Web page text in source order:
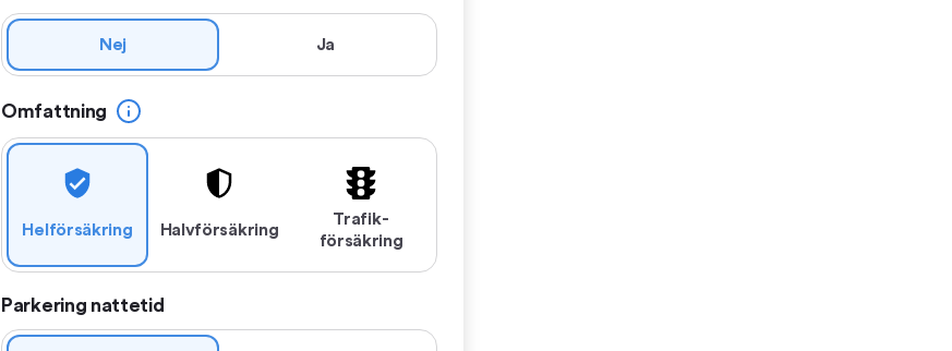
Nej Ja
Omfattning
Hel­försäkring Halv­försäkring
Trafik­
försäkring
Parkering nattetid